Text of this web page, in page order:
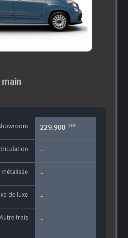
229.900 DH
-
métalisée -
de luxe -
Autre frais -